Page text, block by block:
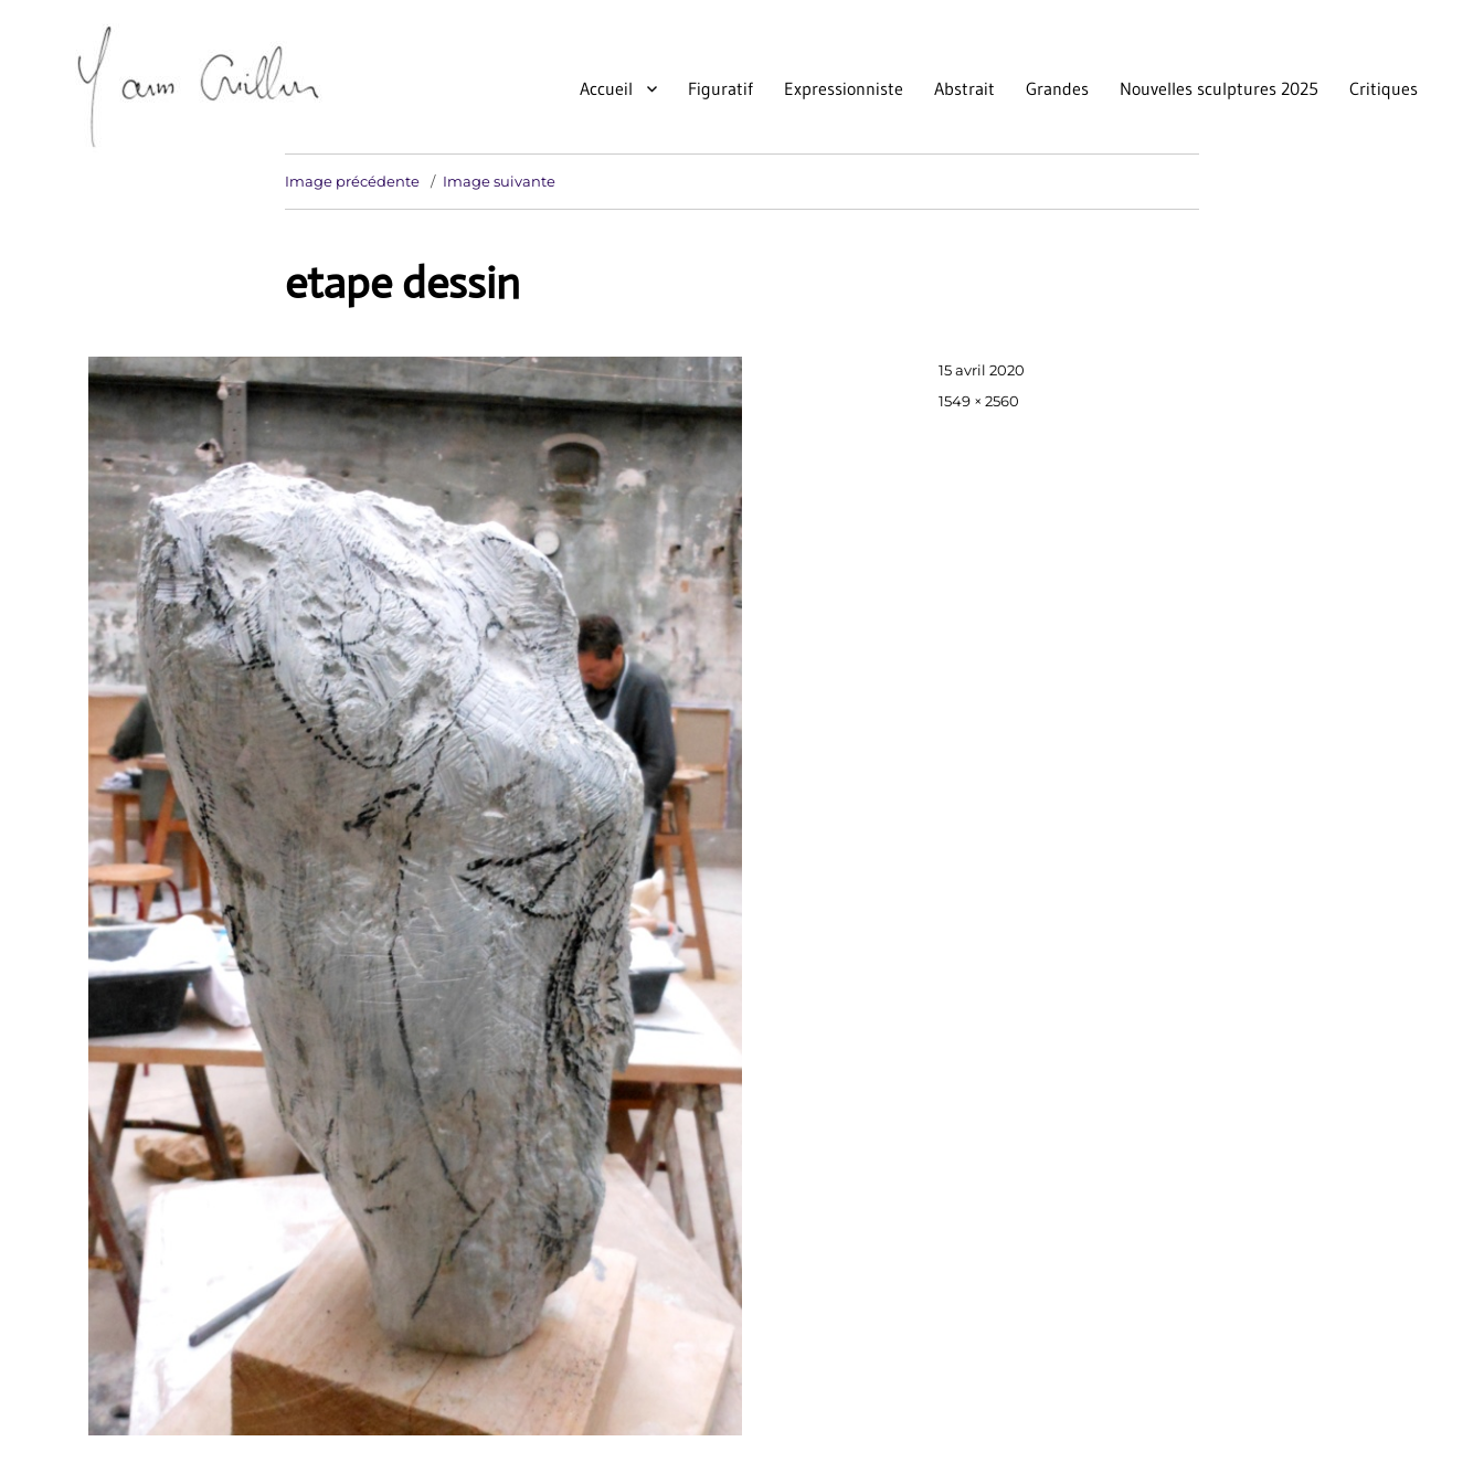
Yann Guillon Sculpteur
Accueil Figuratif Expressionniste Abstrait Grandes Nouvelles sculptures 2025 Critiques
Image précédente Image suivante
etape dessin
Publié
le
15 avril 2020
Taille
1549 × 2560